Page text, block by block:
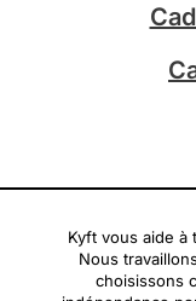
Kyft vous aide à
Nous
choisissons